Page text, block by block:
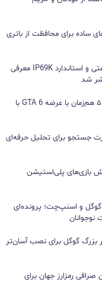
ساده برای محافظت از باتری
اوپو A7 Pro Max با باتری ۱۰ هزار میلی‌آمپرساعتی و استاندارد IP69K معرفی
شد
سونی خیال گیمرها را راحت کرد؛ پلی‌استیشن ۵ هم‌زمان با عرضه GTA 6 با
ارتقا یافت؛ امکان مقایسه ۴۰۰ عبارت جستجو برای تحلیل حرفه‌ای
فیزیکی؛ ۸۲ درصد فروش بازی‌های پلی‌استیشن
گوگل و اسنپ‌چت؛ پرونده‌ای
نوجوانان
بزرگ گوگل برای نصب آسان‌تر
رمزارز جهان برای